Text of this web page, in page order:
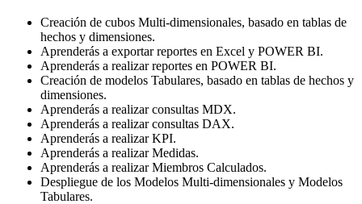
Creación de cubos Multi-dimensionales, basado en tablas de
hechos y dimensiones.
Aprenderás a exportar reportes en Excel y POWER BI.
Aprenderás a realizar reportes en POWER BI.
Creación de modelos Tabulares, basado en tablas de hechos y
dimensiones.
Aprenderás a realizar consultas MDX.
Aprenderás a realizar consultas DAX.
Aprenderás a realizar KPI.
Aprenderás a realizar Medidas.
Aprenderás a realizar Miembros Calculados.
Despliegue de los Modelos Multi-dimensionales y Modelos
Tabulares.